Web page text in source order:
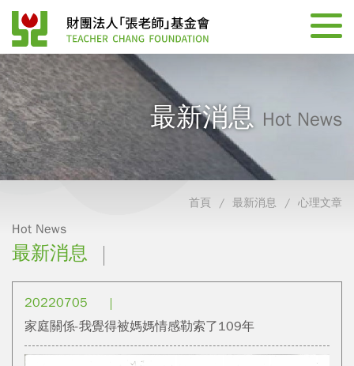
最新消息 Hot News
首頁 最新消息 心理文章
Hot News
最新消息
20220705
家庭關係-我覺得被媽媽情感勒索了109年